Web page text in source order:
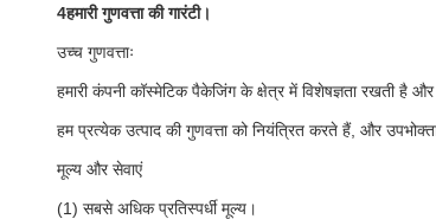
4हमारी गुणवत्ता की गारंटी।
उच्च गुणवत्ताः
हमारी कंपनी कॉस्मेटिक पैकेजिंग के क्षेत्र में विशेषज्ञता रखती है
हम प्रत्येक उत्पाद की गुणवत्ता को नियंत्रित करते हैं, और
मूल्य और सेवाएं
(1) सबसे अधिक प्रतिस्पर्धी मूल्य।